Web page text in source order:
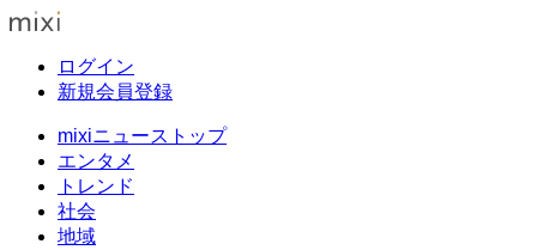
ログイン
新規会員登録
mixiニューストップ
エンタメ
トレンド
社会
地域